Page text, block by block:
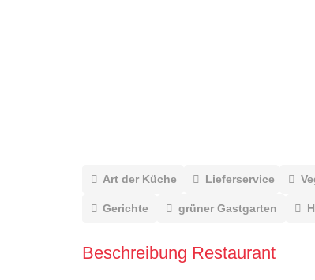
Art der Küche Lieferservice
Gerichte grüner Gastgarten
Beschreibung Restaurant